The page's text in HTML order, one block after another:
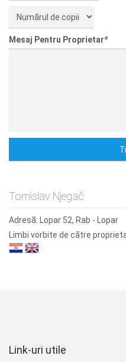
Mesaj Pentru Proprietar*
Tomislav Njegač
Adresã:
Lopar 52, Rab - Lopar
Limbi vorbite de cãtre
Link-uri utile